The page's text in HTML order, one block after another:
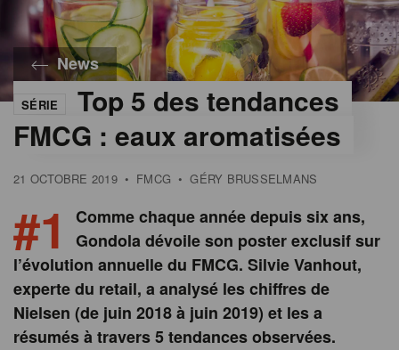
News
SÉRIE
Top 5 des tendances
FMCG : eaux aromatisées
21 OCTOBRE 2019 • FMCG • GÉRY BRUSSELMANS
#1
Comme chaque année depuis six ans,
Gondola dévoile son poster exclusif sur
l’évolution annuelle du FMCG. Silvie Vanhout,
experte du retail, a analysé les chiffres de
Nielsen (de juin 2018 à juin 2019) et les a
résumés à travers 5 tendances observées.